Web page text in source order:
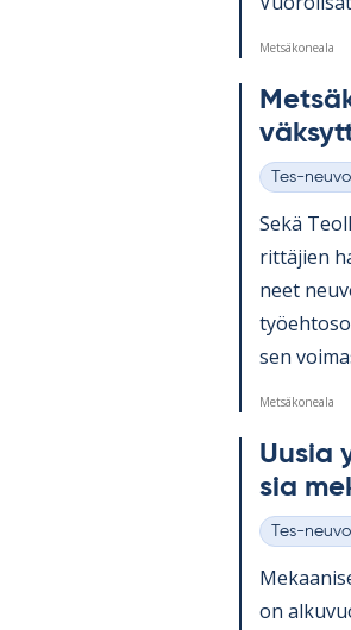
Metsäkoneala
Kategoriat
Tes-
Sekä
rit­tä­jien
neet
sen
Metsäkoneala
Uusia
sia
Kategoriat
Tes-
on